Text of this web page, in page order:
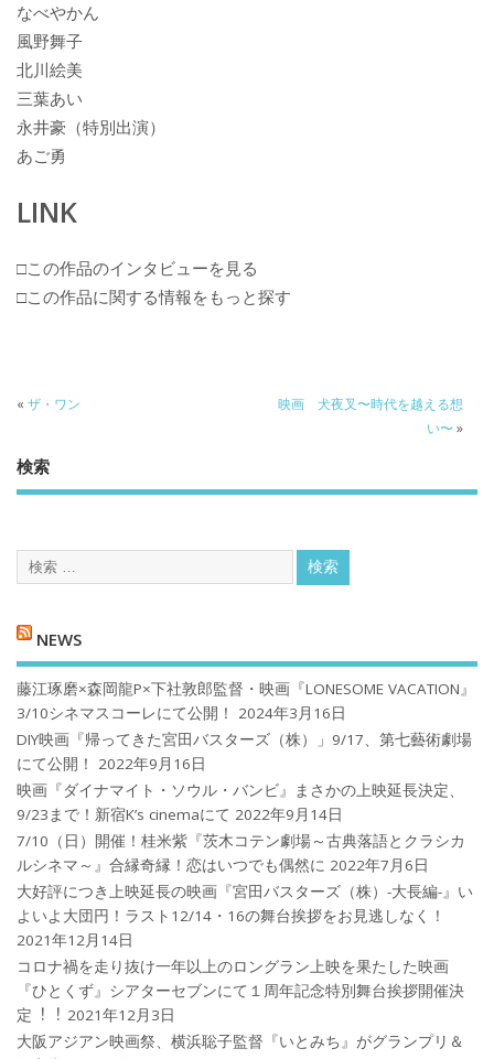
なべやかん
風野舞子
北川絵美
三葉あい
永井豪（特別出演）
あご勇
LINK
□この作品のインタビューを見る
□この作品に関する情報をもっと探す
« ザ・ワン
映画 犬夜叉〜時代を越える想
い〜»
検索
NEWS
藤江琢磨×森岡龍P×下社敦郎監督・映画『LONESOME VACATION』
3/10シネマスコーレにて公開！
2024年3月16日
DIY映画『帰ってきた宮田バスターズ（株）」9/17、第七藝術劇場
にて公開！
2022年9月16日
映画『ダイナマイト・ソウル・バンビ』まさかの上映延長決定、
9/23まで！新宿K’s cinemaにて 2022年9月14日
7/10（日）開催！桂米紫『茨木コテン劇場～古典落語とクラシカ
ルシネマ～』合縁奇縁！恋はいつでも偶然に 2022年7月6日
大好評につき上映延長の映画『宮田バスターズ（株）-大長編-』い
よいよ大団円！ラスト12/14・16の舞台挨拶をお見逃しなく！
2021年12月14日
コロナ禍を⾛り抜け⼀年以上のロングラン上映を果たした映画
『ひとくず』シアターセブンにて１周年記念特別舞台挨拶開催決
定︕︕ 2021年12月3日
大阪アジアン映画祭、横浜聡子監督『いとみち』がグランプリ＆